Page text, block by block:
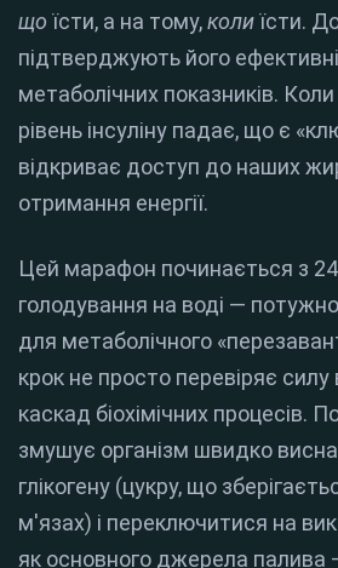
що їсти, а на тому,колиїсти.
підтверджують його
метаболічних показників.
рівень інсуліну падає, що є
відкриває доступ до наших
отримання енергії.
Цей марафон починається з
голодування на воді —
для метаболічного
крок не просто перевіряє силу
каскад біохімічних процесів.
змушує організм швидко
глікогену (цукру, що
м'язах) і переключитися на
як основного джерела палива